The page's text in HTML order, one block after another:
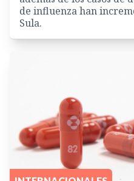
de influenza han
Sula.